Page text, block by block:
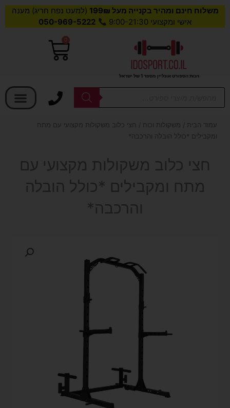
משלוח חינם ומהיר בקנייה מעל 199₪
(למעט נפח חריג) מענה
אישי ומקצועי 9:00-21:30
050-969-5222
חנות הספורט אונליין מספר 1 של ישראל
0
עגלת
Products
עמוד הבית / משקולות וכוח / חצי כלוב משקולות מקצועי עם מתח
ומקבילים *כולל הובלה והרכבה*
חצי כלוב משקולות מקצועי עם
מתח ומקבילים *כולל הובלה
והרכבה*